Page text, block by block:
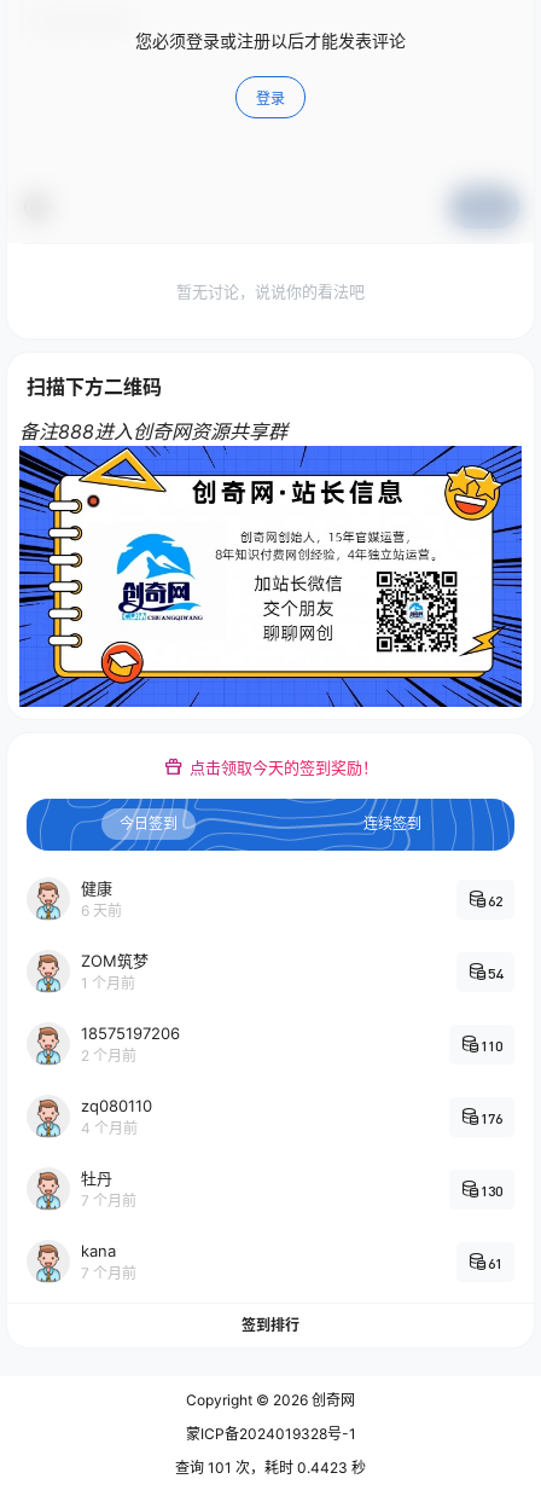
您必须登录或注册以后才能发表评论
登录
暂无讨论，说说你的看法吧
扫描下方二维码
备注888进入创奇网资源共享群
点击领取今天的签到奖励！
今日签到 连续签到
健康
6 天前
62
ZOM筑梦
1 个月前
54
18575197206
2 个月前
110
zq080110
4 个月前
176
牡丹
7 个月前
130
kana
7 个月前
61
签到排行
Copyright © 2026 创奇网
蒙ICP备2024019328号-1
查询 101 次，耗时 0.4423 秒